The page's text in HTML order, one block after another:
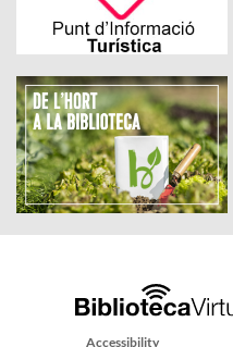
Accessibility